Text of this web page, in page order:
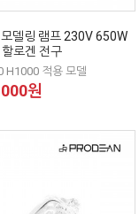
델링 램프 230V 650W
로겐 전구
H1000 적용 모델
원